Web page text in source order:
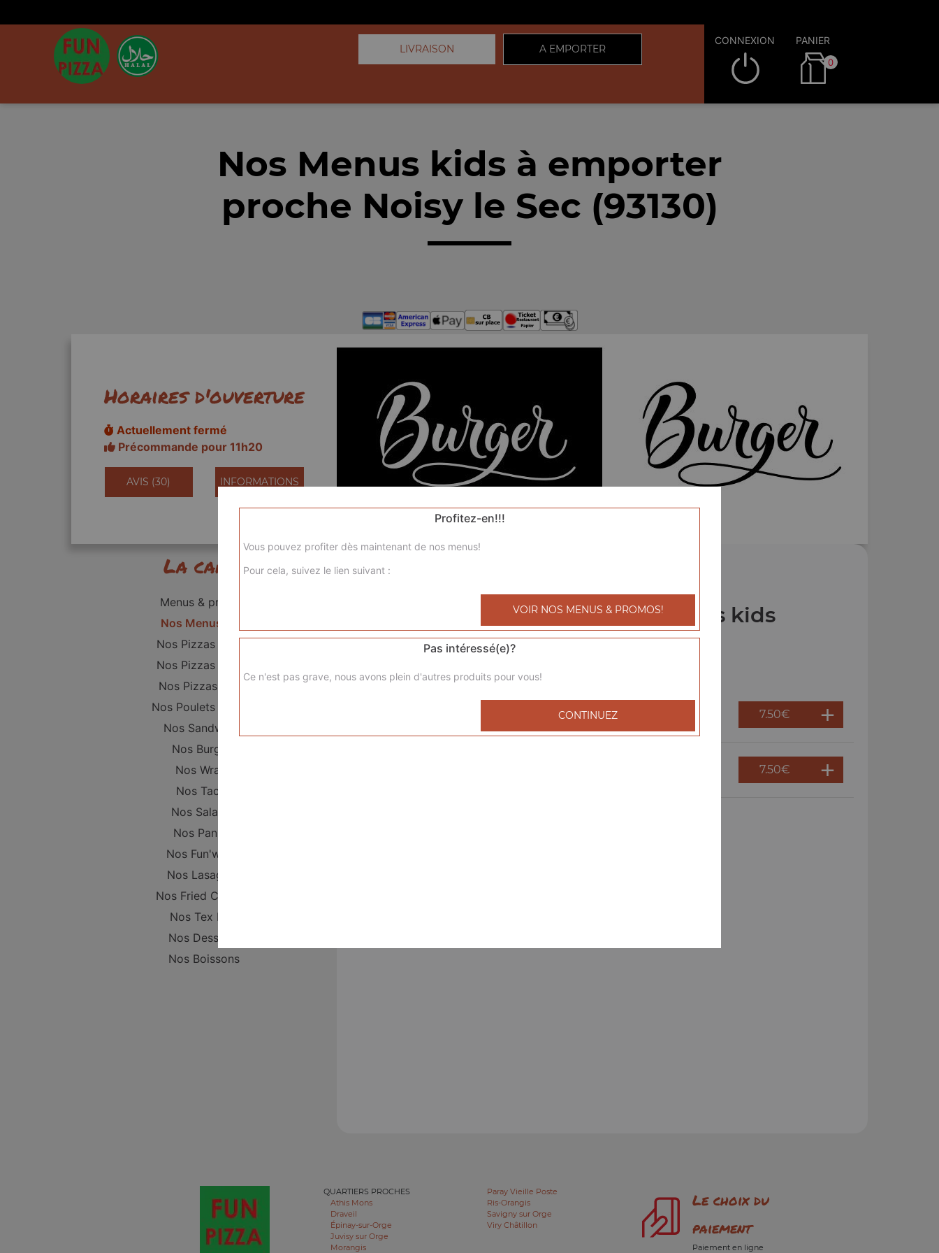
LIVRAISON A EMPORTER
CONNEXION PANIER
0
Nos Menus kids à emporter
proche Noisy le Sec (93130)
Horaires d'ouverture
Actuellement fermé
Précommande pour 11h20
AVIS (30) INFORMATIONS
La carte
Menus & promos
Nos Menus kids
Nos Pizzas Junior
Nos Pizzas Sénior
Nos Pizzas Méga
Nos Poulets Braisés
Nos Sandwichs
Nos Burgers
Nos Wraps
Nos Tacos
Nos Salades
Nos Paninis
Nos Fun'wichs
Nos Lasagnes
Nos Fried Chicken
Nos Tex Mex
Nos Desserts
Nos Boissons
Nos Menus kids
7.50€
7.50€
QUARTIERS PROCHES
Athis Mons
Draveil
Épinay-sur-Orge
Juvisy sur Orge
Morangis
Paray Vieille Poste
Ris-Orangis
Savigny sur Orge
Viry Châtillon
Le choix du
paiement
Paiement en ligne
Profitez-en!!!
Vous pouvez profiter dès maintenant de nos menus!
Pour cela, suivez le lien suivant :
VOIR NOS MENUS & PROMOS!
Pas intéressé(e)?
Ce n'est pas grave, nous avons plein d'autres produits pour vous!
CONTINUEZ